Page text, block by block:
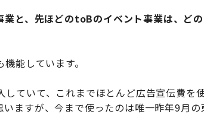
と、先ほどのtoBのイベント事業は、ど
能しています。
ていて、これまでほとんど広告宣伝費を
ますが、今まで使ったのは唯一昨年9月の